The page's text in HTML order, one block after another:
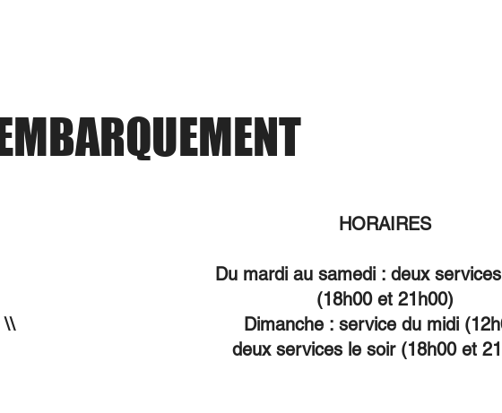
\\
HORAIRES
Du mardi au samedi : deux
(18h00 et 21h00)
Dimanche : service du midi
deux services le soir (18h00 et